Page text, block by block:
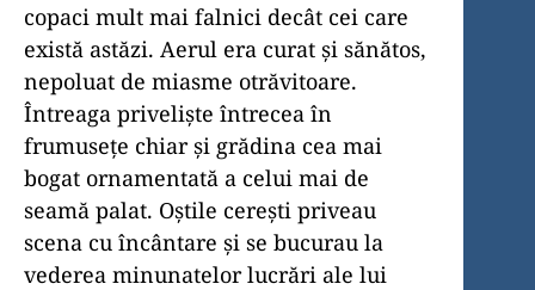
copaci mult mai falnici decât cei care
există astăzi. Aerul era curat și sănătos,
nepoluat de miasme otrăvitoare.
Întreaga priveliște întrecea în
frumusețe chiar și grădina cea mai
bogat ornamentată a celui mai de
seamă palat. Oștile cerești priveau
scena cu încântare și se bucurau la
vederea minunatelor lucrări ale lui